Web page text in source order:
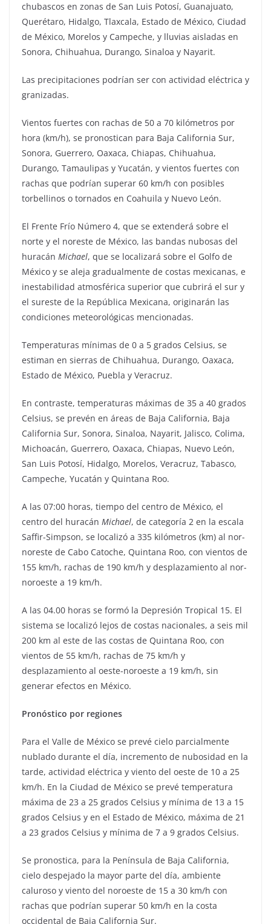
chubascos en zonas de San Luis Potosí, Guanajuato,
Querétaro, Hidalgo, Tlaxcala, Estado de México, Ciudad
de México, Morelos y Campeche, y lluvias aisladas en
Sonora, Chihuahua, Durango, Sinaloa y Nayarit.
Las precipitaciones podrían ser con actividad eléctrica y
granizadas.
Vientos fuertes con rachas de 50 a 70 kilómetros por
hora (km/h), se pronostican para Baja California Sur,
Sonora, Guerrero, Oaxaca, Chiapas, Chihuahua,
Durango, Tamaulipas y Yucatán, y vientos fuertes con
rachas que podrían superar 60 km/h con posibles
torbellinos o tornados en Coahuila y Nuevo León.
El Frente Frío Número 4, que se extenderá sobre el
norte y el noreste de México, las bandas nubosas del
huracán Michael, que se localizará sobre el Golfo de
México y se aleja gradualmente de costas mexicanas, e
inestabilidad atmosférica superior que cubrirá el sur y
el sureste de la República Mexicana, originarán las
condiciones meteorológicas mencionadas.
Temperaturas mínimas de 0 a 5 grados Celsius, se
estiman en sierras de Chihuahua, Durango, Oaxaca,
Estado de México, Puebla y Veracruz.
En contraste, temperaturas máximas de 35 a 40 grados
Celsius, se prevén en áreas de Baja California, Baja
California Sur, Sonora, Sinaloa, Nayarit, Jalisco, Colima,
Michoacán, Guerrero, Oaxaca, Chiapas, Nuevo León,
San Luis Potosí, Hidalgo, Morelos, Veracruz, Tabasco,
Campeche, Yucatán y Quintana Roo.
A las 07:00 horas, tiempo del centro de México, el
centro del huracán Michael, de categoría 2 en la escala
Saffir-Simpson, se localizó a 335 kilómetros (km) al nor-
noreste de Cabo Catoche, Quintana Roo, con vientos de
155 km/h, rachas de 190 km/h y desplazamiento al nor-
noroeste a 19 km/h.
A las 04.00 horas se formó la Depresión Tropical 15. El
sistema se localizó lejos de costas nacionales, a seis mil
200 km al este de las costas de Quintana Roo, con
vientos de 55 km/h, rachas de 75 km/h y
desplazamiento al oeste-noroeste a 19 km/h, sin
generar efectos en México.
Pronóstico por regiones
Para el Valle de México se prevé cielo parcialmente
nublado durante el día, incremento de nubosidad en la
tarde, actividad eléctrica y viento del oeste de 10 a 25
km/h. En la Ciudad de México se prevé temperatura
máxima de 23 a 25 grados Celsius y mínima de 13 a 15
grados Celsius y en el Estado de México, máxima de 21
a 23 grados Celsius y mínima de 7 a 9 grados Celsius.
Se pronostica, para la Península de Baja California,
cielo despejado la mayor parte del día, ambiente
caluroso y viento del noroeste de 15 a 30 km/h con
rachas que podrían superar 50 km/h en la costa
occidental de Baja California Sur.